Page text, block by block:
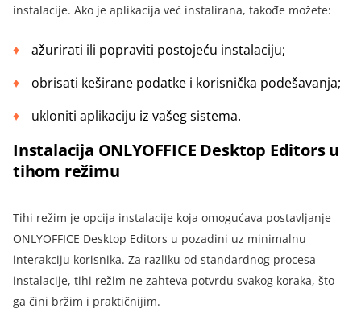
instalacije. Ako je aplikacija već instalirana, takođe možete:
ažurirati ili popraviti postojeću instalaciju;
obrisati keširane podatke i korisnička podešavanja;
ukloniti aplikaciju iz vašeg sistema.
Instalacija ONLYOFFICE Desktop Editors u
tihom režimu
Tihi režim je opcija instalacije koja omogućava postavljanje
ONLYOFFICE Desktop Editors u pozadini uz minimalnu
interakciju korisnika. Za razliku od standardnog procesa
instalacije, tihi režim ne zahteva potvrdu svakog koraka, što
ga čini bržim i praktičnijim.